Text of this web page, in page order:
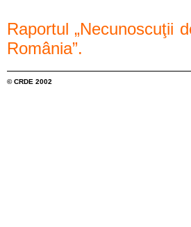
Raportul „Necunoscuţii
România”.
© CRDE 2002